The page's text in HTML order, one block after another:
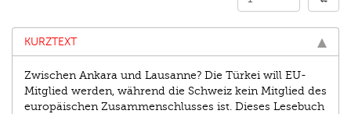
KURZTEXT
Zwischen Ankara und Lausanne? Die Türkei will EU-
Mitglied werden, während die Schweiz kein Mitglied des
europäischen Zusammenschlusses ist. Dieses Lesebuch